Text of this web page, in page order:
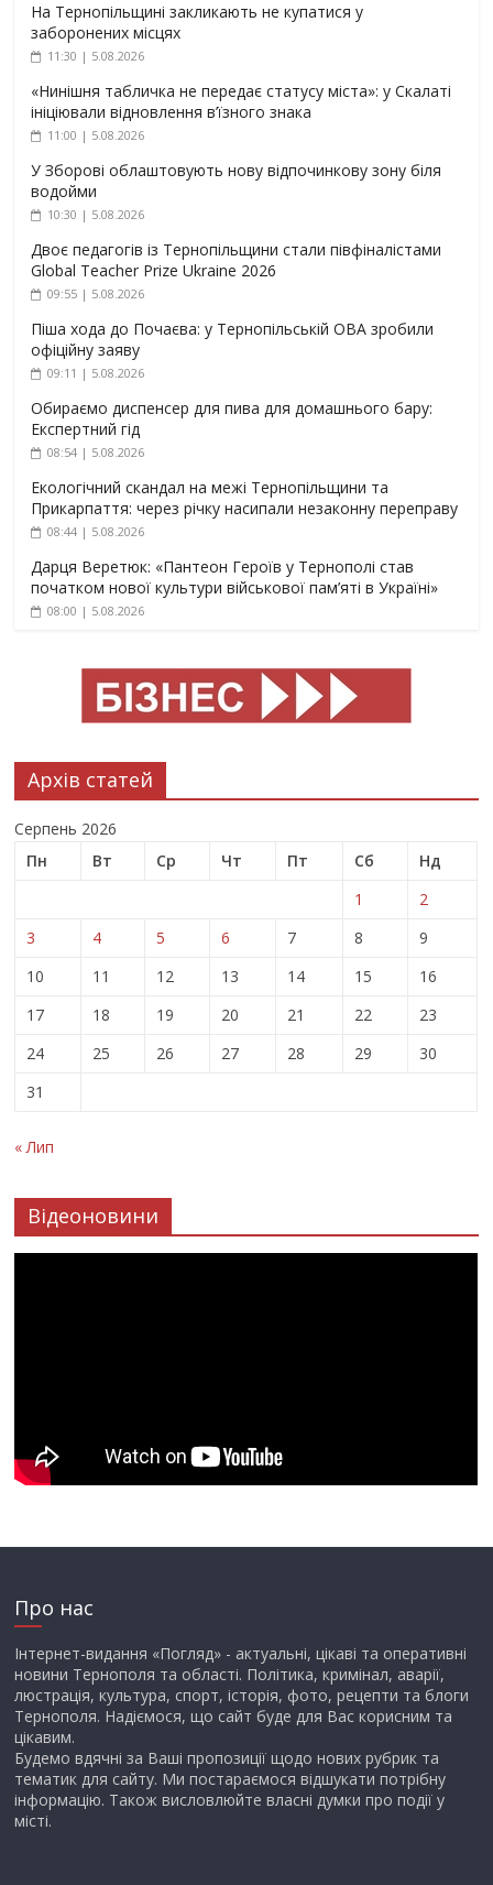
На Тернопільщині закликають не купатися у
заборонених місцях
11:30 | 5.08.2026
«Нинішня табличка не передає статусу міста»: у Скалаті
ініціювали відновлення в’їзного знака
11:00 | 5.08.2026
У Зборові облаштовують нову відпочинкову зону біля
водойми
10:30 | 5.08.2026
Двоє педагогів із Тернопільщини стали півфіналістами
Global Teacher Prize Ukraine 2026
09:55 | 5.08.2026
Піша хода до Почаєва: у Тернопільській ОВА зробили
офіційну заяву
09:11 | 5.08.2026
Обираємо диспенсер для пива для домашнього бару:
Експертний гід
08:54 | 5.08.2026
Екологічний скандал на межі Тернопільщини та
Прикарпаття: через річку насипали незаконну переправу
08:44 | 5.08.2026
Дарця Веретюк: «Пантеон Героїв у Тернополі став
початком нової культури військової пам’яті в Україні»
08:00 | 5.08.2026
Архів статей
Серпень 2026
Пн
Вт Ср Чт Пт Сб
Нд
1
2
3
4 5 6 7 8
9
10
11 12 13 14 15
16
17
18 19 20 21 22
23
24
25 26 27 28 29
30
31
« Лип
Відеоновини
Про нас
Інтернет-видання «Погляд» - актуальні, цікаві та оперативні
новини Тернополя та області. Політика, кримінал, аварії,
люстрація, культура, спорт, історія, фото, рецепти та блоги
Тернополя. Надіємося, що сайт буде для Вас корисним та
цікавим.
Будемо вдячні за Ваші пропозиції щодо нових рубрик та
тематик для сайту. Ми постараємося відшукати потрібну
інформацію. Також висловлюйте власні думки про події у
місті.